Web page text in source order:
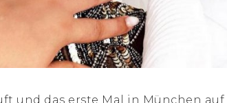
und das erste Mal in München auf